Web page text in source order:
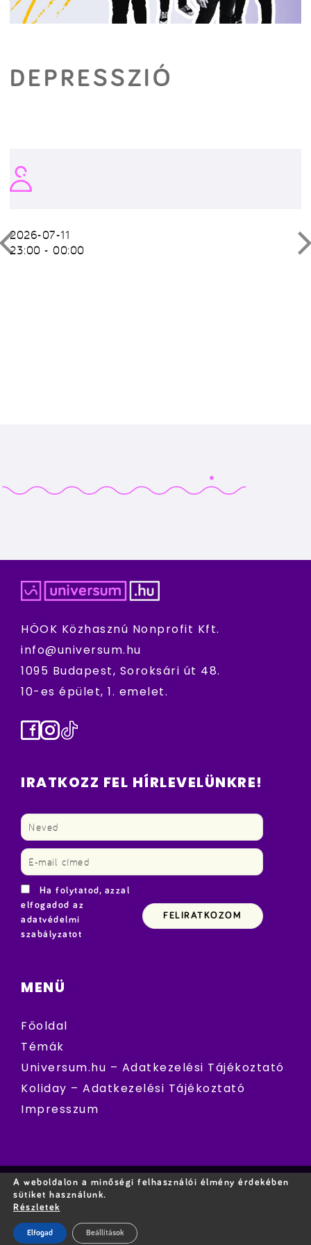
DEPRESSZIÓ
2026-07-11
23:00 - 00:00
HÖOK Közhasznú Nonprofit Kft.
info@universum.hu
1095 Budapest, Soroksári út 48.
10-es épület, 1. emelet.
Facebook
Instagram
TikTok
IRATKOZZ FEL HÍRLEVELÜNKRE!
Ha folytatod, azzal
elfogadod az
adatvédelmi
szabályzatot
MENÜ
Főoldal
Témák
Universum.hu – Adatkezelési Tájékoztató
Koliday – Adatkezelési Tájékoztató
Impresszum
A weboldalon a minőségi felhasználói élmény érdekében
sütiket használunk.
Részletek
Elfogad Beállítások